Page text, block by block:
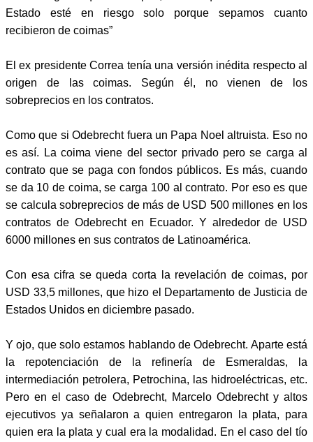
Estado esté en riesgo solo porque sepamos cuanto
recibieron de coimas”
El ex presidente Correa tenía una versión inédita respecto al
origen de las coimas. Según él, no vienen de los
sobreprecios en los contratos.
Como que si Odebrecht fuera un Papa Noel altruista. Eso no
es así. La coima viene del sector privado pero se carga al
contrato que se paga con fondos públicos. Es más, cuando
se da 10 de coima, se carga 100 al contrato. Por eso es que
se calcula sobreprecios de más de USD 500 millones en los
contratos de Odebrecht en Ecuador. Y alrededor de USD
6000 millones en sus contratos de Latinoamérica.
Con esa cifra se queda corta la revelación de coimas, por
USD 33,5 millones, que hizo el Departamento de Justicia de
Estados Unidos en diciembre pasado.
Y ojo, que solo estamos hablando de Odebrecht. Aparte está
la repotenciación de la refinería de Esmeraldas, la
intermediación petrolera, Petrochina, las hidroeléctricas, etc.
Pero en el caso de Odebrecht, Marcelo Odebrecht y altos
ejecutivos ya señalaron a quien entregaron la plata, para
quien era la plata y cual era la modalidad. En el caso del tío